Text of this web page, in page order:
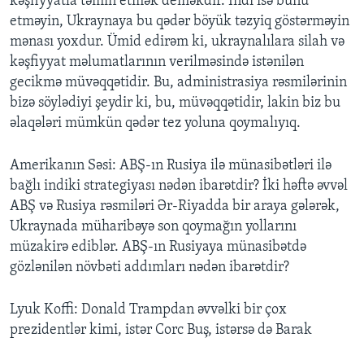
etməyin, Ukraynaya bu qədər böyük təzyiq göstərməyin
mənası yoxdur. Ümid edirəm ki, ukraynalılara silah və
kəşfiyyat məlumatlarının verilməsində istənilən
gecikmə müvəqqətidir. Bu, administrasiya rəsmilərinin
bizə söylədiyi şeydir ki, bu, müvəqqətidir, lakin biz bu
əlaqələri mümkün qədər tez yoluna qoymalıyıq.
Amerikanın Səsi: ABŞ-ın Rusiya ilə münasibətləri ilə
bağlı indiki strategiyası nədən ibarətdir? İki həftə əvvəl
ABŞ və Rusiya rəsmiləri Ər-Riyadda bir araya gələrək,
Ukraynada müharibəyə son qoymağın yollarını
müzakirə ediblər. ABŞ-ın Rusiyaya münasibətdə
gözlənilən növbəti addımları nədən ibarətdir?
Lyuk Koffi: Donald Trampdan əvvəlki bir çox
prezidentlər kimi, istər Corc Buş, istərsə də Barak